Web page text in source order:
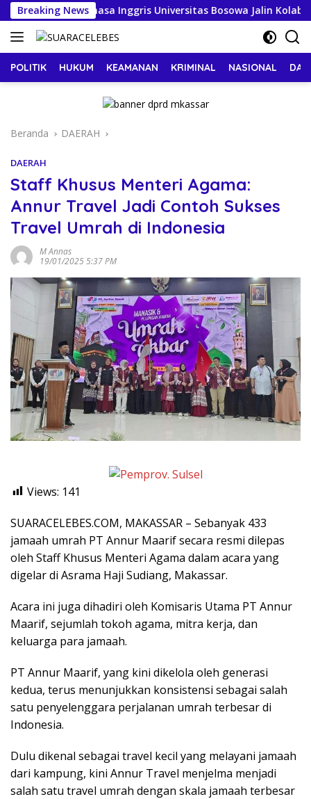
Langsung
ke
konten
Breaking NewsBahasa Inggris Universitas Bosowa Jalin Kolaborasi
POLITIK HUKUM KEAMANAN KRIMINAL NASIONAL
Beranda DAERAH
DAERAH
Staff Khusus Menteri Agama:
Annur Travel Jadi Contoh Sukses
Travel Umrah di Indonesia
M Annas
19/01/2025 5:37 PM
Views: 141
SUARACELEBES.COM, MAKASSAR – Sebanyak 433
jamaah umrah PT Annur Maarif secara resmi dilepas
oleh Staff Khusus Menteri Agama dalam acara yang
digelar di Asrama Haji Sudiang, Makassar.
Acara ini juga dihadiri oleh Komisaris Utama PT Annur
Maarif, sejumlah tokoh agama, mitra kerja, dan
keluarga para jamaah.
PT Annur Maarif, yang kini dikelola oleh generasi
kedua, terus menunjukkan konsistensi sebagai salah
satu penyelenggara perjalanan umrah terbesar di
Indonesia.
Dulu dikenal sebagai travel kecil yang melayani jamaah
dari kampung, kini Annur Travel menjelma menjadi
salah satu travel umrah dengan skala jamaah terbesar